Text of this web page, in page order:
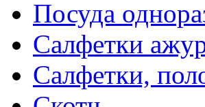
Посуда
Салфетки
Салфетки,